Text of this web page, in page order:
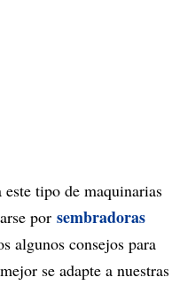
tipo de maquinarias
por sembradoras
algunos consejos para
se adapte a nuestras